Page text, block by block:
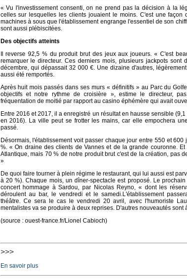
« Vu l'investissement consenti, on ne prend pas la décision à la
celles sur lesquelles les clients jouaient le moins. C'est une
machines à sous que l'établissement engrange l'essentiel de son
sont aussi plébiscitées.
Des objectifs atteints
Il reverse 92,5 % du produit brut des jeux aux joueurs. « C'est
remarquer le directeur. Ces derniers mois, plusieurs jackpots sont
décembre, qui dépassait 32 000 €. Une dizaine d'autres,
aussi été remportés.
Après huit mois passés dans ses murs « définitifs » au Parc du
objectifs et notre rythme de croisière », estime le directeur,
fréquentation de moitié par rapport au casino éphémère qui avait
Entre 2016 et 2017, il a enregistré un résultat en hausse sensible
en 2016). La ville peut se frotter les mains, car elle empochera
passé.
Désormais, l'établissement voit passer chaque jour entre 550 et
%. « On draine des clients de Vannes et de la grande couronne.
Atlantique, mais 70 % de notre produit brut c'est de la création, pas
»
De quoi faire tourner à plein régime le restaurant, qui lui aussi est
à 20 %). Chaque mois, un dîner-spectacle est proposé. Le
concert hommage à Sardou, par Nicolas Reyno, « dont les
déroulent au bar, le vendredi et le samedi.L'établissement
théâtre. Ce sera le cas le vendredi 20 avril, avec l'humoriste
mentalistes va se produire à deux reprises. D'autres nouveautés sont
(source : ouest-france.fr/Lionel Cabioch)
>>>
En savoir plus